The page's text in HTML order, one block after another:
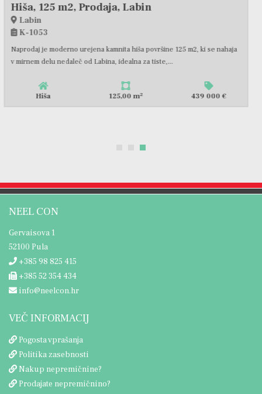
Hiša, 294 m2, Prodaja, Svetvinčenat - Režanci
Svetvinčenat, Režanci
K-1123
V mirni istrski vasi, obdani z naravo in zelenjem, se nahaja ta čudovito
prenovljena hiša površine približno 300 m2,...
Hiša 294,00 m 369 000 €
NEEL CON
Gervaisova 1
52100 Pula
+385 98 825 415
+385 52 354 434
info@neelcon.hr
VEČ INFORMACIJ
Pogosta vprašanja
Politika zasebnosti
Nakup nepremičnine?
Prodajate nepremičnino?